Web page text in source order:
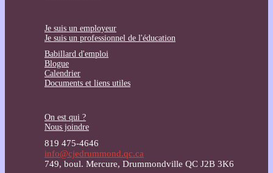
Je suis un employeur
Je suis un professionnel de l'éducation
Babillard d'emploi
Blogue
Calendrier
Documents et liens utiles
On est qui ?
Nous joindre
819 475-4646
info@cjedrummond.qc.ca
749, boul. Mercure, Drummondville QC J2B 3K6